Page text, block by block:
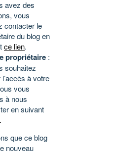
avez des
vous
contacter le
du blog en
ce lien.
propriétaire :
souhaitez
l’accès à votre
vous
à nous
en suivant
.
que ce blog
nouveau